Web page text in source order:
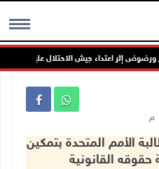
MENU
إثر اعتداء جيش الاحتلال عليه في ترمسعيا
الأمم المتحدة بتمكين
القانونية